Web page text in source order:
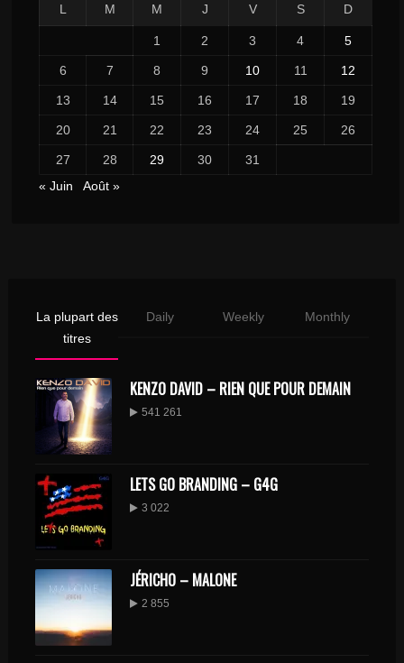
L M M J V S D
1 2 3 4 5
6 7 8 9 10 11 12
13 14 15 16 17 18 19
20 21 22 23 24 25 26
27 28 29 30
31
« Juin
Août »
La plupart des
titres
Daily Weekly Monthly
KENZO DAVID – RIEN QUE POUR DEMAIN
541 261
LETS GO BRANDING – G4G
3 022
JÉRICHO – MALONE
2 855